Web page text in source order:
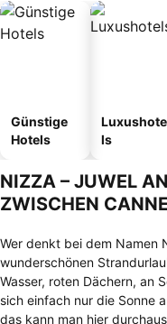
Günstige
Hotels
Luxushote
ls
NIZZA – JUWEL
ZWISCHEN
Wer denkt bei dem Namen
wunderschönen
Wasser, roten Dächern, an
sich einfach nur die Sonne
das kann man hier